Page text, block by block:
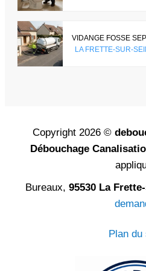
VIDANGE FOSSE
LA FRETTE-SUR-
Copyright 2026 ©
Débouchage
Bureaux, 95530 La
Plan du